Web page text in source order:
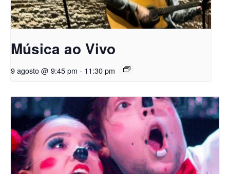
Música ao Vivo
9 agosto @ 9:45 pm - 11:30 pm